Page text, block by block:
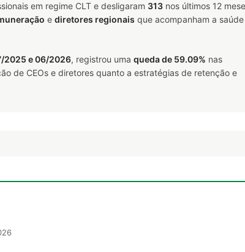
em regime CLT e desligaram 313 nos últimos 12
e diretores regionais que acompanham a
2025 e 06/2026, registrou uma queda de 59.09% nas
de CEOs e diretores quanto a estratégias de retenção e